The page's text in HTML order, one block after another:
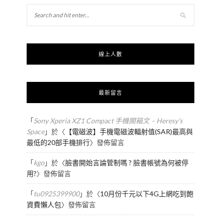
線上人數
最新留言
「Sony Xperia XZ1 Compact 手機開箱文 – Heresy's
Space」於〈 【電磁波】手機電磁波輻射值(SAR)最高與
最低的20部手機排行〉發佈留言
「kgo」於〈臉書開始言論管制嗎 ? 臉書帳號為何被停
用?〉發佈留言
「tu0925399900」於〈10月份千元以下4G上網吃到飽
資費懶人包〉發佈留言